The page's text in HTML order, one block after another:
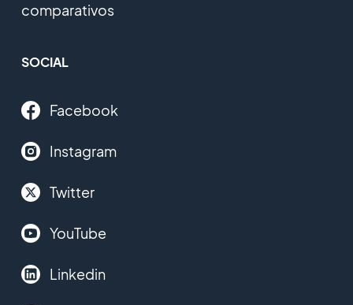
comparativos
SOCIAL
Facebook
Instagram
Twitter
YouTube
Linkedin